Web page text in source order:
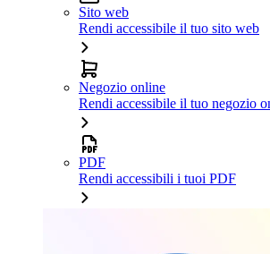
Sito web
Rendi accessibile il tuo sito web
Negozio online
Rendi accessibile il tuo negozio
PDF
Rendi accessibili i tuoi PDF